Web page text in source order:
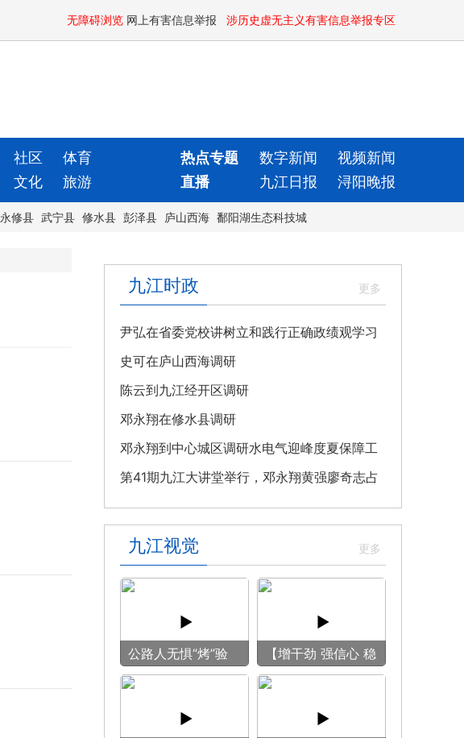
无障碍浏览 网上有害信息举报 涉历史虚无主义有害信息举报专区
社区 体育 热点专题 数字新闻
视频新闻
文化 旅游 直播 九江日报 浔阳晚报
永修县 武宁县 修水县 彭泽县 庐山西海 鄱阳湖生态科技城
九江时政
尹弘在省委党校讲树立和践行正确政绩观学习
教育专题党课
史可在庐山西海调研
陈云到九江经开区调研
邓永翔在修水县调研
邓永翔到中心城区调研水电气迎峰度夏保障工
作
第41期九江大讲堂举行，邓永翔黄强廖奇志占
勇出席
九江视觉
公路人无惧“烤”验
守护畅安旅途
【增干劲 强信心 稳
预期】赏古风游